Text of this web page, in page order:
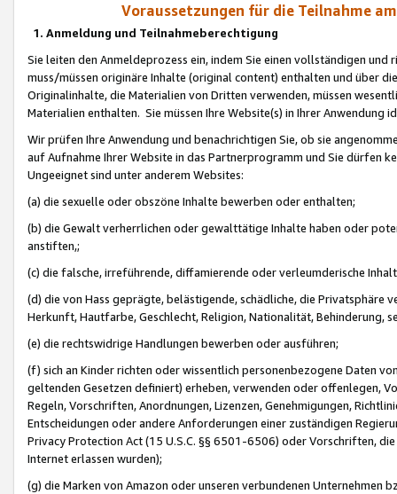
Voraussetzungen für die Teilnahme
1. Anmeldung und Teilnahmeberechtigung
Sie leiten den Anmeldeprozess ein, indem Sie einen vollständigen
muss/müssen originäre Inhalte (original content) enthalten und über
Originalinhalte, die Materialien von Dritten verwenden, müssen
Materialien enthalten. Sie müssen Ihre Website(s) in Ihrer Anwendung
Wir prüfen Ihre Anwendung und benachrichtigen Sie, ob sie
auf Aufnahme Ihrer Website in das Partnerprogramm und Sie dürfen
Ungeeignet sind unter anderem Websites:
(a) die sexuelle oder obszöne Inhalte bewerben oder enthalten;
(b) die Gewalt verherrlichen oder gewalttätige Inhalte haben oder
anstiften,;
(c) die falsche, irreführende, diffamierende oder verleumderische
(d) die von Hass geprägte, belästigende, schädliche, die Privatsphäre
Herkunft, Hautfarbe, Geschlecht, Religion, Nationalität, Behinderung,
(e) die rechtswidrige Handlungen bewerben oder ausführen;
(f) sich an Kinder richten oder wissentlich personenbezogene Daten
geltenden Gesetzen definiert) erheben, verwenden oder offenlegen,
Regeln, Vorschriften, Anordnungen, Lizenzen, Genehmigungen,
Entscheidungen oder andere Anforderungen einer zuständigen
Privacy Protection Act (15 U.S.C. §§ 6501-6506) oder Vorschriften,
Internet erlassen wurden);
(g) die Marken von Amazon oder unseren verbundenen Unternehmen